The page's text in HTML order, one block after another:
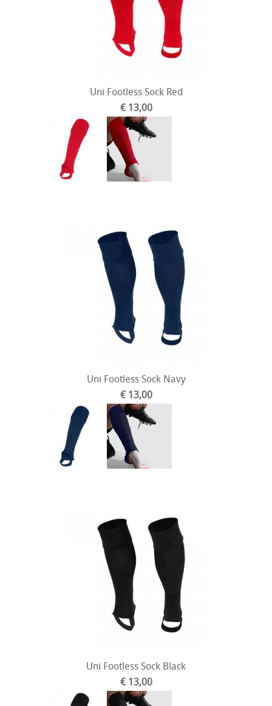
Uni Footless Sock Red
€ 13,00
Uni Footless Sock Navy
€ 13,00
Uni Footless Sock Black
€ 13,00